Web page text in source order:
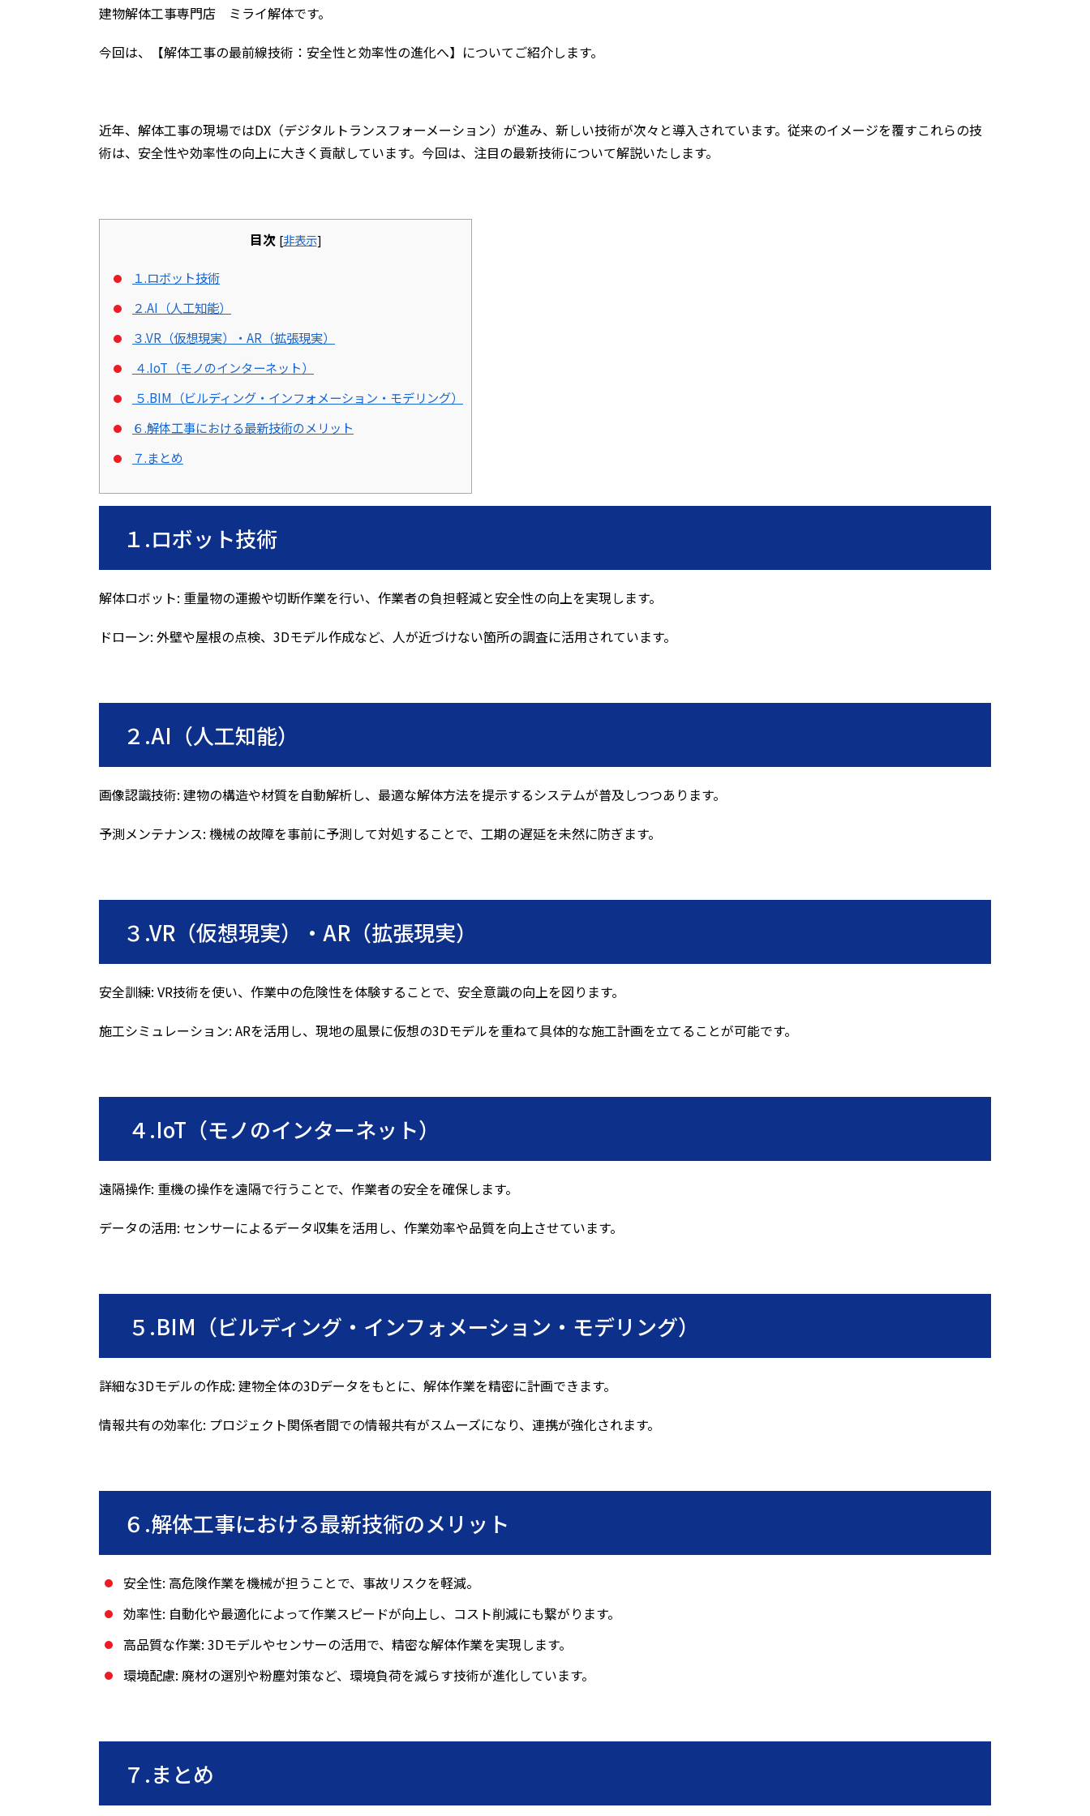
建物解体工事専門店 ミライ解体です。
今回は、【解体工事の最前線技術：安全性と効率性の進化へ】についてご紹介します。
近年、解体工事の現場ではDX （デジタルトランスフォーメーション）が進み、新しい技術が次々と導入されています。従来のイメージを覆すこれらの技
術は、安全性や効率性の向上に大きく貢献しています。今回は、注目の最新技術について解説いたします。
目次 [非表示]
１.ロボット技術
２.AI（人工知能）
３.VR（仮想現実）・AR（拡張現実）
４.IoT（モノのインターネット）
５.BIM（ビルディング・インフォメーション・モデリング）
６.解体工事における最新技術のメリット
７.まとめ
１.ロボット技術
解体ロボット: 重量物の運搬や切断作業を行い、作業者の負担軽減と安全性の向上を実現します。
ドローン: 外壁や屋根の点検、 3Dモデル作成など、人が近づけない箇所の調査に活用されています。
２.AI（人工知能）
画像認識技術: 建物の構造や材質を自動解析し、最適な解体方法を提示するシステムが普及しつつあります。
予測メンテナンス: 機械の故障を事前に予測して対処することで、工期の遅延を未然に防ぎます。
３.VR（仮想現実）・AR（拡張現実）
安全訓練: VR技術を使い、作業中の危険性を体験することで、安全意識の向上を図ります。
施工シミュレーション: ARを活用し、現地の風景に仮想の3Dモデルを重ねて具体的な施工計画を立てることが可能です。
４.IoT（モノのインターネット）
遠隔操作: 重機の操作を遠隔で行うことで、作業者の安全を確保します。
データの活用: センサーによるデータ収集を活用し、作業効率や品質を向上させています。
５.BIM（ビルディング・インフォメーション・モデリング）
詳細な3Dモデルの作成: 建物全体の3Dデータをもとに、解体作業を精密に計画できます。
情報共有の効率化: プロジェクト関係者間での情報共有がスムーズになり、連携が強化されます。
６ .解体工事における最新技術のメリット
安全性: 高危険作業を機械が担うことで、事故リスクを軽減。
効率性: 自動化や最適化によって作業スピードが向上し、コスト削減にも繋がります。
高品質な作業: 3Dモデルやセンサーの活用で、精密な解体作業を実現します。
環境配慮: 廃材の選別や粉塵対策など、環境負荷を減らす技術が進化しています。
７ .まとめ